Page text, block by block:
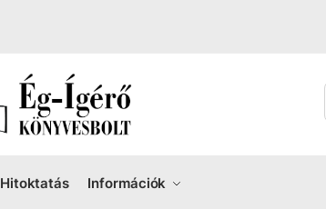
Hitoktatás Információk